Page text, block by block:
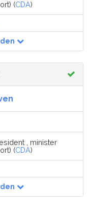
(CDA)
, minister
(CDA)